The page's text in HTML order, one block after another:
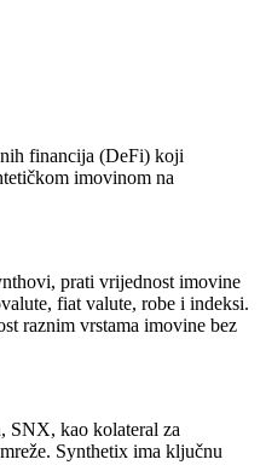
financija (DeFi) koji
imovinom na
prati vrijednost imovine
fiat valute, robe i indeksi.
raznim vrstama imovine bez
SNX, kao kolateral za
Synthetix ima ključnu